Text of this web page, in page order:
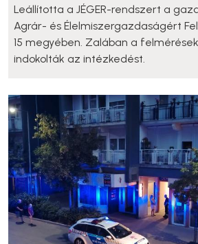
Leállította a JÉGER-rendszert a
Agrár- és Élelmiszergazdaságért
15 megyében. Zalában a
indokolták az intézkedést.